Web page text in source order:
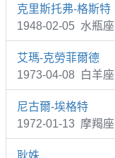
克里斯托弗-格斯特
1948-02-05 水瓶座
艾瑪-克勞菲爾德
1973-04-08 白羊座
尼古爾-埃格特
1972-01-13 摩羯座
耿姝